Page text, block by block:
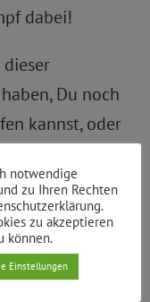
dabei!
Du noch
kannst, oder
notwendige
zu Ihren Rechten
zu akzeptieren
können.
Einstellungen